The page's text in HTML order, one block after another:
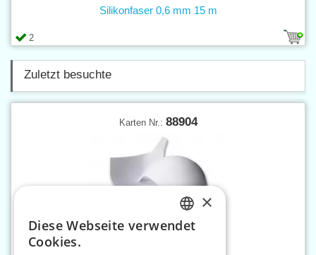
2
Silikonfaser 0,6 mm 15 m
Zuletzt besuchte
Karten Nr.: 88904
CZECH
×
Diese Webseite verwendet
Cookies.